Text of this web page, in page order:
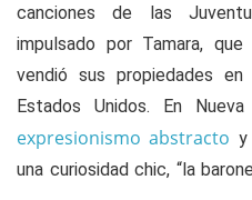
canciones de las
impulsado por Tamara,
vendió sus propiedades
Estados Unidos. En
expresionismo abstracto y
una curiosidad chic, “la